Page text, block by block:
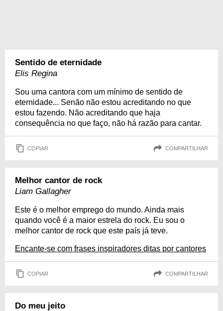
Sentido de eternidade
Elis Regina
Sou uma cantora com um mínimo de sentido de
eternidade... Senão não estou acreditando no que
estou fazendo. Não acreditando que haja
consequência no que faço, não há razão para cantar.
COPIAR COMPARTILHAR
Melhor cantor de rock
Liam Gallagher
Este é o melhor emprego do mundo. Ainda mais
quando você é a maior estrela do rock. Eu sou o
melhor cantor de rock que este país já teve.
Encante-se com frases inspiradores ditas por cantores
COPIAR COMPARTILHAR
Do meu jeito